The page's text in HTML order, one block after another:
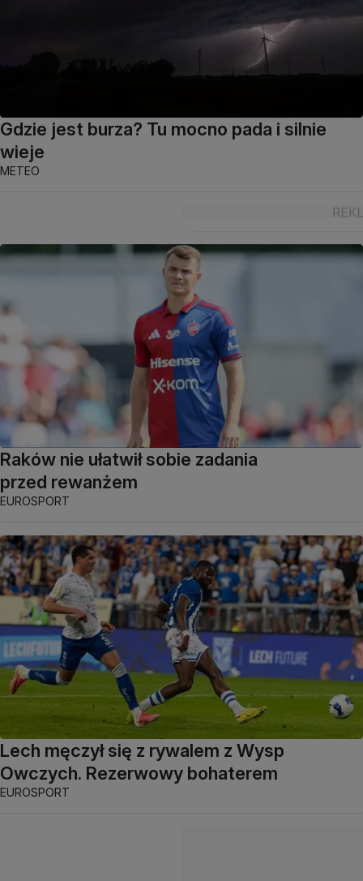
Gdzie jest burza? Tu mocno pada i silnie
wieje
METEO
Raków nie ułatwił sobie zadania
przed rewanżem
EUROSPORT
Lech męczył się z rywalem z Wysp
Owczych. Rezerwowy bohaterem
EUROSPORT